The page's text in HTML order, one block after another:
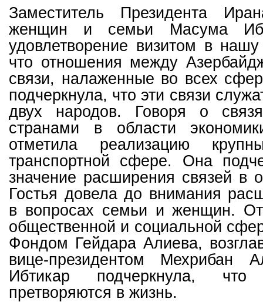
Заместитель Президента
женщин и семьи Масума
удовлетворение визитом в нашу
что отношения между
связи, налаженные во всех
подчеркнула, что эти связи
двух народов. Говоря о
странами в области
отметила реализацию
транспортной сфере. Она
значение расширения связей в
Гостья довела до внимания
в вопросах семьи и женщин.
общественной и социальной
Фондом Гейдара Алиева,
вице-президентом Мехрибан
Ибтикар подчеркнула,
претворяются в жизнь.